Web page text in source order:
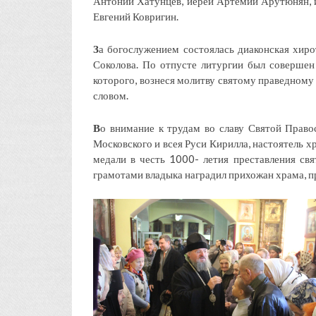
Евгений Ковригин.
За богослужением состоялась диаконская
Соколова. По отпусте литургии был
которого, вознеся молитву святому
словом.
Во внимание к трудам во славу Святой
Московского и всея Руси Кирилла,
медали в честь 1000- летия преставления
грамотами владыка наградил прихожан храма,